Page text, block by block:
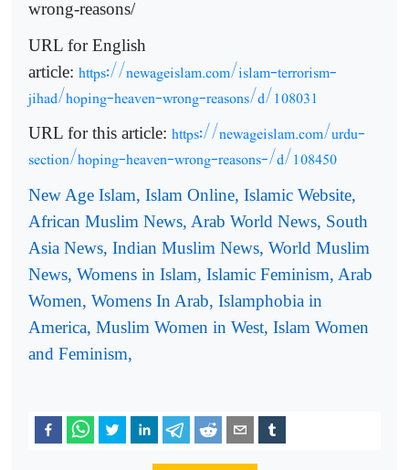
wrong-reasons/
URL for English
article: https://newageislam.com/islam-terrorism-
jihad/hoping-heaven-wrong-reasons/d/108031
URL for this article: https://newageislam.com/urdu-
section/hoping-heaven-wrong-reasons-/d/108450
New Age Islam, Islam Online, Islamic Website,
African Muslim News, Arab World News, South
Asia News, Indian Muslim News, World Muslim
News, Womens in Islam, Islamic Feminism, Arab
Women, Womens In Arab, Islamphobia in
America, Muslim Women in West, Islam Women
and Feminism,